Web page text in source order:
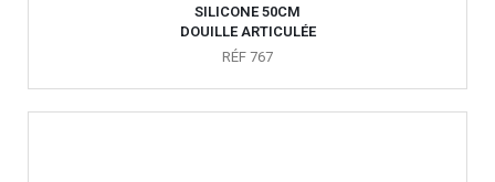
SILICONE 50CM
DOUILLE ARTICULÉE
RÉF 767